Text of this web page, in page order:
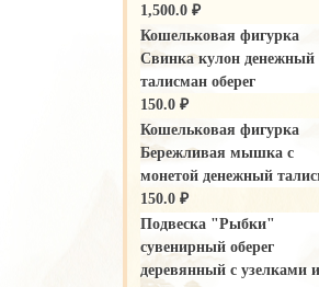
1,500.0 ₽
Кошельковая фигурка
Свинка кулон денежный
талисман оберег
150.0 ₽
Кошельковая фигурка
Бережливая мышка с
монетой денежный
150.0 ₽
Подвеска "Рыбки"
сувенирный оберег
деревянный с узелками